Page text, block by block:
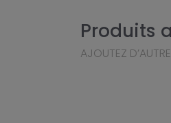
Produits
AJOUTEZ